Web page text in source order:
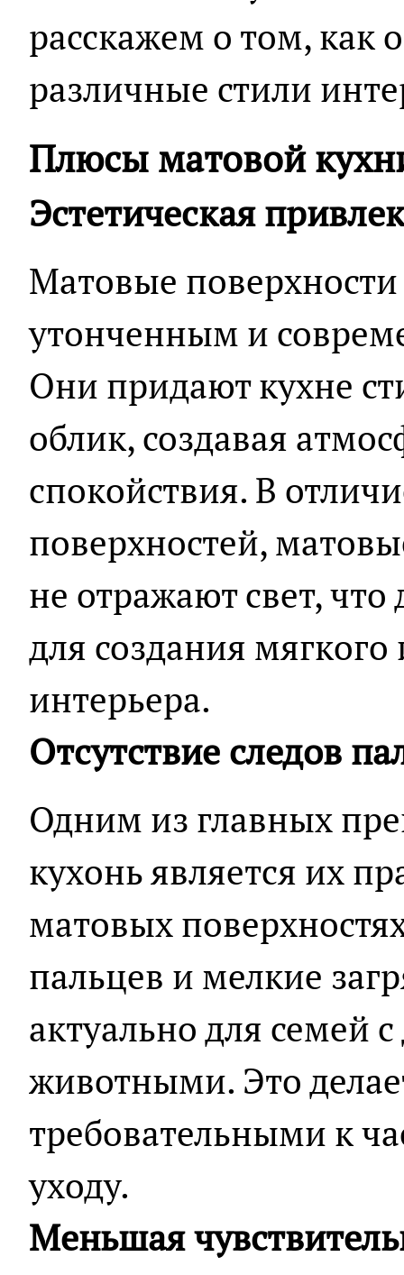
расскажем о том, как
различные стили
Плюсы матовой
Эстетическая
Матовые
утонченным и
Они придают кухне
облик, создавая
спокойствия. В
поверхностей,
не отражают свет,
для создания
интерьера.
Отсутствие следов
Одним из главных
кухонь является их
матовых
пальцев и мелкие
актуально для семей
животными. Это
требовательными к
уходу.
Меньшая